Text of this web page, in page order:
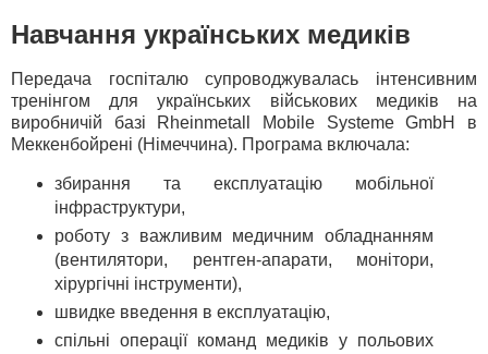
Навчання українських медиків
Передача госпіталю супроводжувалась інтенсивним
тренінгом для українських військових медиків на
виробничій базі Rheinmetall Mobile Systeme GmbH в
Меккенбойрені (Німеччина). Програма включала:
збирання та експлуатацію мобільної
інфраструктури,
роботу з важливим медичним обладнанням
(вентилятори, рентген‑апарати, монітори,
хірургічні інструменти),
швидке введення в експлуатацію,
спільні операції команд медиків у польових